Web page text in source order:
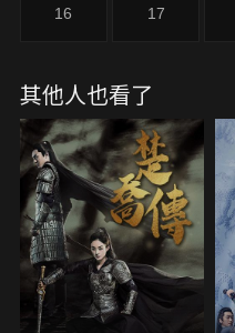
16 17
其他人也看了